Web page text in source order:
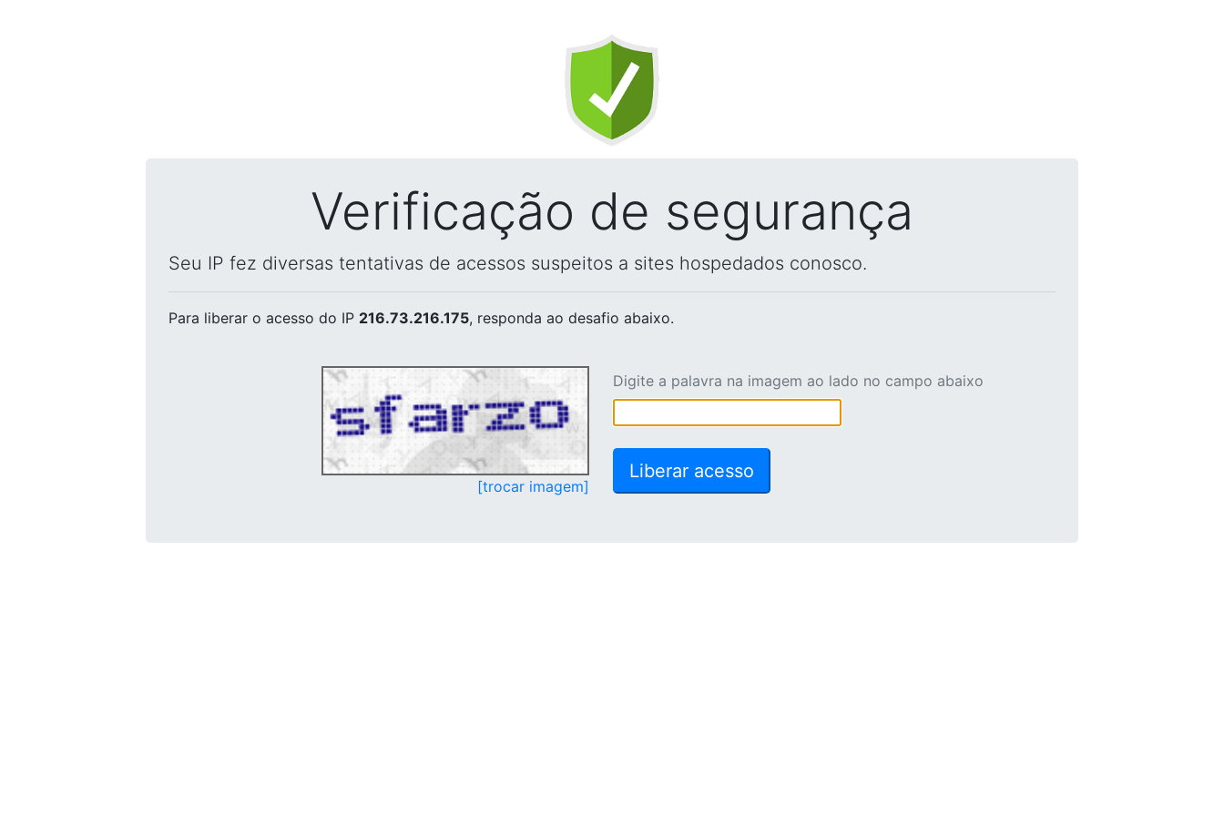
Verificação de segurança
Seu IP fez diversas tentativas de acessos suspeitos a sites hospedados conosco.
Para liberar o acesso do IP 216.73.216.175, responda ao desafio abaixo.
[trocar imagem]
Digite a palavra na imagem ao lado no campo abaixo